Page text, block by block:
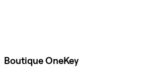
Boutique OneKey